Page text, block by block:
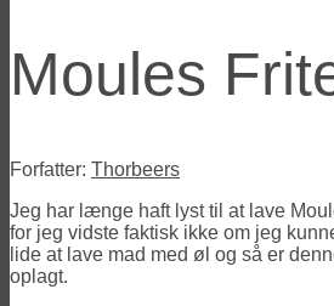
Moules
Forfatter: Thorbeers
Jeg har længe haft lyst til at lave
for jeg vidste faktisk ikke om jeg
lide at lave mad med øl og så er
oplagt.